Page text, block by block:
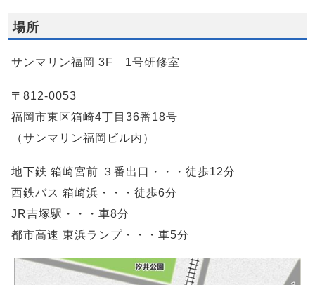
場所
サンマリン福岡 3F 1号研修室
〒812-0053
福岡市東区箱崎4丁目36番18号
（サンマリン福岡ビル内）
地下鉄 箱崎宮前 ３番出口・・・徒歩12分
西鉄バス 箱崎浜・・・徒歩6分
JR吉塚駅・・・車8分
都市高速 東浜ランプ・・・車5分